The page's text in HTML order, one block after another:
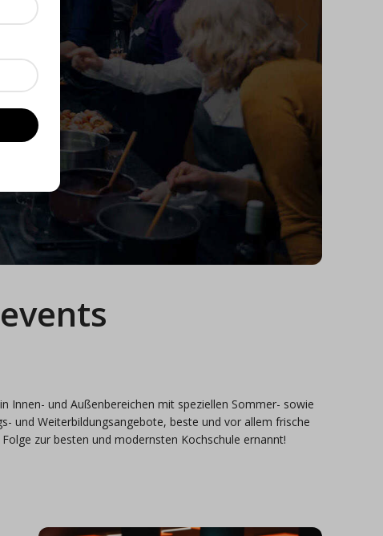
Innen- und Außenbereichen mit speziellen Sommer- sowie
und Weiterbildungsangebote, beste und vor allem frische
zur besten und modernsten Kochschule ernannt!